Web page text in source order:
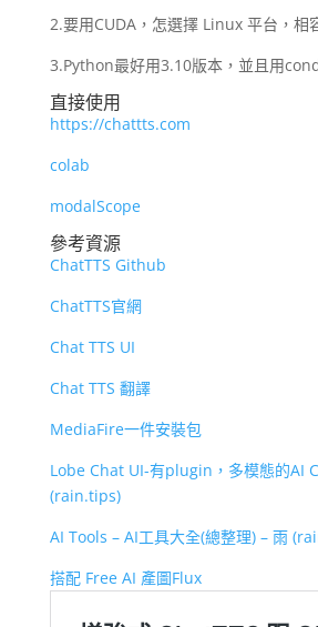
2.要用CUDA，怎選擇 Linux 平台，相
3.Python最好用3.10版本，並且用
直接使用
https://chattts.com
colab
modalScope
參考資源
ChatTTS Github
ChatTTS官網
Chat TTS UI
Chat TTS 翻譯
MediaFire一件安裝包
Lobe Chat UI-有plugin，多模態的AI
(rain.tips)
AI Tools – AI工具大全(總整理) – 雨
搭配 Free AI 產圖Flux